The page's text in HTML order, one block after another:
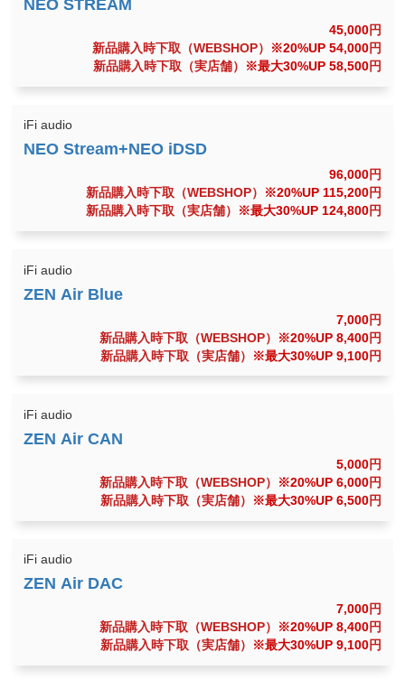
45,000円
新品購入時下取（WEBSHOP）
※20%UP 54,000円
新品購入時下取（実店舗）
※最大30%UP 58,500円
iFi audio
96,000円
新品購入時下取（WEBSHOP）
※20%UP 115,200円
新品購入時下取（実店舗）
※最大30%UP 124,800円
iFi audio
7,000円
新品購入時下取（WEBSHOP）
※20%UP 8,400円
新品購入時下取（実店舗）
※最大30%UP 9,100円
iFi audio
5,000円
新品購入時下取（WEBSHOP）
※20%UP 6,000円
新品購入時下取（実店舗）
※最大30%UP 6,500円
iFi audio
7,000円
新品購入時下取（WEBSHOP）
※20%UP 8,400円
新品購入時下取（実店舗）
※最大30%UP 9,100円